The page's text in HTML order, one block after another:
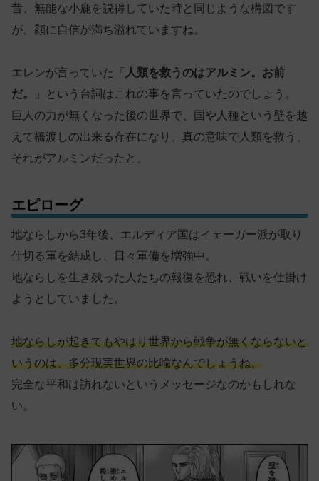
昔、無能な小鹿を説得していた時と同じような構図です
が、顔に自信が満ち溢れていますね。
エレンが言っていた「 人類を救うのはアルミン。お前
だ。
」という台詞はこれの事を言っていたのでしょう。
巨人の力が無くなった後の世界で、国や人種という壁を越
えて橋渡しの出来る存在になり、真の意味で人類を救う、
それがアルミンだったと。
エピローグ
地ならしから3年後、エルディア国はイェーガー派が取り
仕切る軍を結成し、日々軍備を増強中。
地ならしを生き残った人たちの報復を恐れ、戦いを仕掛け
ようとしていました。
地ならしが起きてもやはり世界から戦争が無くならないと
いうのは、多分現実世界の比喩なんでしょうね。
完全な平和は訪れないというメッセージなのかもしれな
い。